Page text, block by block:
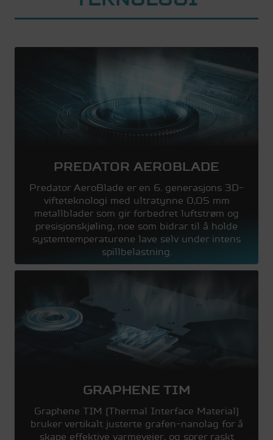
PREDATOR AEROBLADE
Predator AeroBlade er en 6. generasjons 3D-
vifteteknologi med ultratynne 0,05 mm
metallblader som gir forbedret luftstrøm og
presisjonskjøling, noe som bidrar til å holde
systemtemperaturene lave selv under intens
spillbelastning.
GRAPHENE TIM
Graphene TIM (Thermal Interface Material)
bruker vertikalt justerte grafen-nanolag for å
skape effektive varmeveier, og sprer raskt